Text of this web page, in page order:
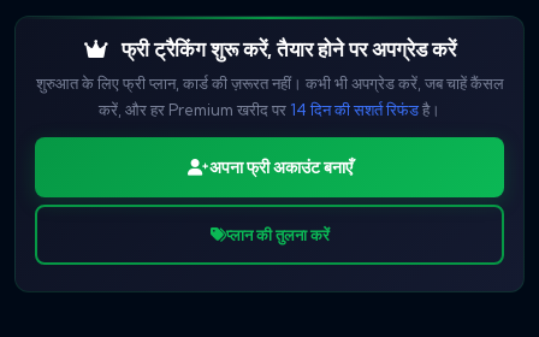
फ्री ट्रैकिंग शुरू करें, तैयार होने पर अपग्रेड करें
शुरुआत के लिए फ्री प्लान, कार्ड की ज़रूरत नहीं। कभी भी अपग्रेड करें, जब चाहें कैंसल
करें, और हर Premium खरीद पर 14 दिन की सशर्त रिफंडहै।
अपना फ्री अकाउंट बनाएँ
प्लान की तुलना करें